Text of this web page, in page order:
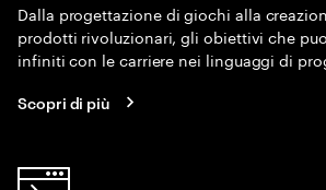
Dalla progettazione di giochi alla
prodotti rivoluzionari, gli obiettivi che
infiniti con le carriere nei linguaggi di
Scopri di più